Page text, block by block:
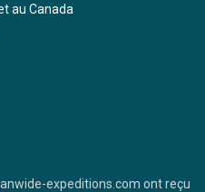
au Canada
expeditions.com ont reçu